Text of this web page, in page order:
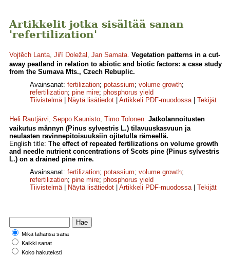
Artikkelit jotka sisältää sanan
'refertilization'
Vojtěch Lanta, Jiří Doležal , Jan Samata. Vegetation patterns in a cut-
away peatland in relation to abiotic and biotic factors: a case study
from the Sumava Mts., Czech Rebuplic.
Avainsanat: fertilization; potassium; volume growth;
refertilization; pine mire; phosphorus yield
Tiivistelmä| Näytä lisätiedot Artikkeli PDF-muodossa| Tekijät
Heli Rautjärvi, Seppo Kaunisto, Timo Tolonen. Jatkolannoitusten
vaikutus männyn (Pinus sylvestris L.) tilavuuskasvuun ja
neulasten ravinnepitoisuuksiin ojitetulla rämeellä.
English title: The effect of repeated fertilizations on volume growth
and needle nutrient concentrations of Scots pine (Pinus sylvestris
L.) on a drained pine mire.
Avainsanat: fertilization; potassium; volume growth;
refertilization; pine mire; phosphorus yield
Tiivistelmä| Näytä lisätiedot Artikkeli PDF-muodossa| Tekijät
Mikä tahansa sana
Kaikki sanat
Koko hakuteksti